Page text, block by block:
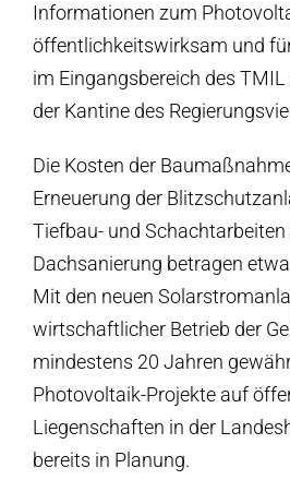
Informationen zum
öffentlichkeitswirksam und
im Eingangsbereich des
der Kantine des
Die Kosten der
Erneuerung der
Tiefbau- und
Dachsanierung betragen
Mit den neuen
wirtschaftlicher Betrieb der
mindestens 20 Jahren
Photovoltaik-Projekte auf
Liegenschaften in der
bereits in Planung.